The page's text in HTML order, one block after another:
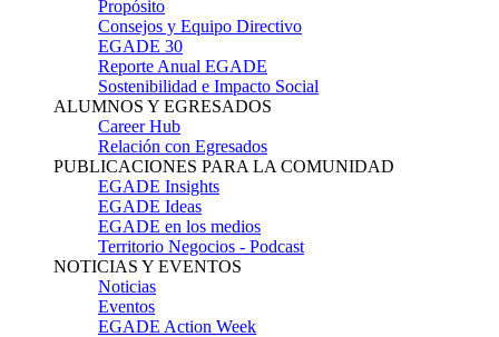
Propósito
Consejos y Equipo Directivo
EGADE 30
Reporte Anual EGADE
Sostenibilidad e Impacto Social
ALUMNOS Y EGRESADOS
Career Hub
Relación con Egresados
PUBLICACIONES PARA LA COMUNIDAD
EGADE Insights
EGADE Ideas
EGADE en los medios
Territorio Negocios - Podcast
NOTICIAS Y EVENTOS
Noticias
Eventos
EGADE Action Week